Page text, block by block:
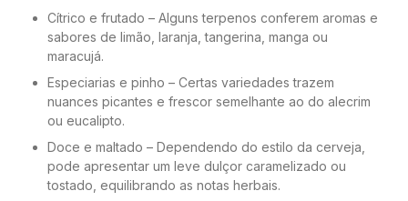
Cítrico e frutado – Alguns terpenos conferem aromas e
sabores de limão, laranja, tangerina, manga ou
maracujá.
Especiarias e pinho – Certas variedades trazem
nuances picantes e frescor semelhante ao do alecrim
ou eucalipto.
Doce e maltado – Dependendo do estilo da cerveja,
pode apresentar um leve dulçor caramelizado ou
tostado, equilibrando as notas herbais.